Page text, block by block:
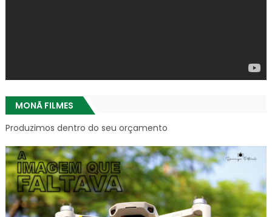
MONÃ FILMES
Produzimos dentro do seu orçamento